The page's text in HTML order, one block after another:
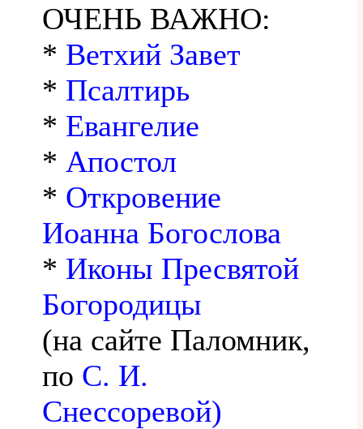
ОЧЕНЬ ВАЖНО:
* Ветхий Завет
* Псалтирь
* Евангелие
* Апостол
* Откровение
Иоанна Богослова
* Иконы Пресвятой
Богородицы
(на сайте Паломник,
по С. И.
Снессоревой)